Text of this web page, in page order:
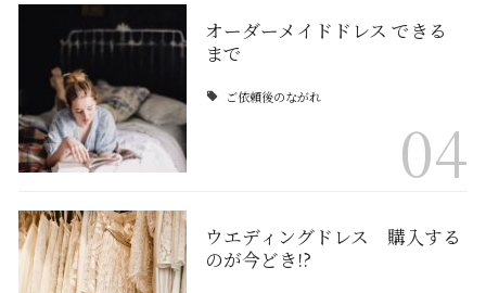
オーダーメイドドレス できる
まで
ご依頼後のながれ
04
ウエディングドレス 購入する
のが今どき!?